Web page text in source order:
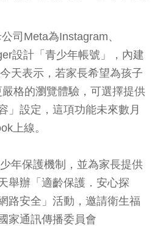
司Meta為Instagram、
設計「青少年帳號」，內建
天表示，若家長希望為孩子
格的瀏覽體驗，可選擇提供
」設定，這項功能未來數月
上線。
年保護機制，並為家長提供
舉辦「適齡保護．安心探
路安全」活動，邀請衛生福
家通訊傳播委員會